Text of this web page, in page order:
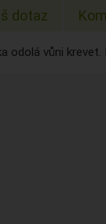
dotaz
odolá vůni